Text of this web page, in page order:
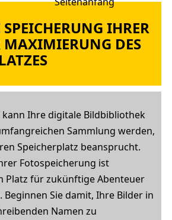
IHRER
MAXIMIERUNG DES
Ihre digitale Bildbibliothek
Sammlung werden,
Speicherplatz beansprucht.
Fotospeicherung ist
Platz für zukünftige Abenteuer
Sie damit, Ihre Bilder in
Namen zu